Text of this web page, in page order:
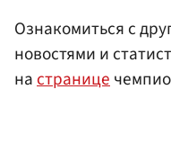
Ознакомиться с
новостями и
настранице